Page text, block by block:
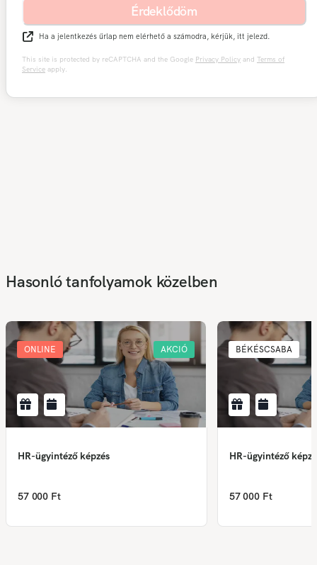
Érdeklődöm
Ha a jelentkezés űrlap nem elérhető a számodra, kérjük, itt jelezd.
This site is protected by reCAPTCHA and the Google Privacy Policy and Terms of
Service apply.
Hasonló tanfolyamok közelben
ONLINE AKCIÓ
HR-ügyintéző képzés
57 000 Ft
BÉKÉSCSABA
HR-ügyintéző
57 000 Ft